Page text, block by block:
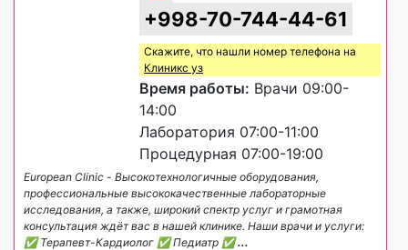
+998-70-744-44-61
Скажите, что нашли номер телефона на
Клиникс уз
Время работы: Врачи 09:00-
14:00
Лаборатория 07:00-11:00
Процедурная 07:00-19:00
European Clinic - Высокотехнологичные оборудования,
профессиональные высококачественные лабораторные
исследования, а также, широкий спектр услуг и грамотная
консультация ждёт вас в нашей клинике. Наши врачи и услуги:
✅ Терапевт-Кардиолог ✅ Педиатр ✅...